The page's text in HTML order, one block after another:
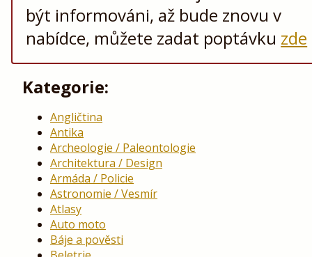
být informováni, až bude znovu v
nabídce, můžete zadat poptávku zde
Kategorie:
Angličtina
Antika
Archeologie / Paleontologie
Architektura / Design
Armáda / Policie
Astronomie / Vesmír
Atlasy
Auto moto
Báje a pověsti